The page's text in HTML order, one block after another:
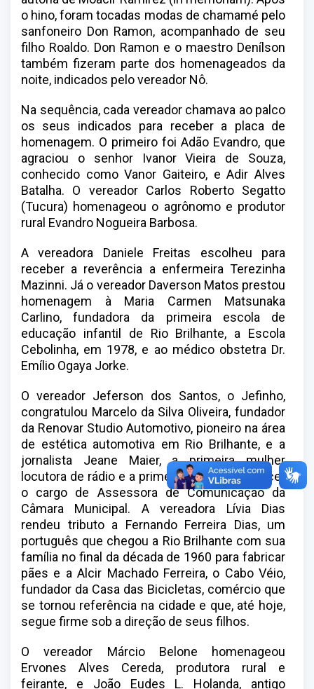
o hino, foram tocadas modas de chamamé pelo
sanfoneiro Don Ramon, acompanhado de seu
filho Roaldo. Don Ramon e o maestro Denílson
também fizeram parte dos homenageados da
noite, indicados pelo vereador Nô.
Na sequência, cada vereador chamava ao palco
os seus indicados para receber a placa de
homenagem. O primeiro foi Adão Evandro, que
agraciou o senhor Ivanor Vieira de Souza,
conhecido como Vanor Gaiteiro, e Adir Alves
Batalha. O vereador Carlos Roberto Segatto
(Tucura) homenageou o agrônomo e produtor
rural Evandro Nogueira Barbosa.
A vereadora Daniele Freitas escolheu para
receber a reverência a enfermeira Terezinha
Mazinni. Já o vereador Daverson Matos prestou
homenagem à Maria Carmen Matsunaka
Carlino, fundadora da primeira escola de
educação infantil de Rio Brilhante, a Escola
Cebolinha, em 1978, e ao médico obstetra Dr.
Emílio Ogaya Jorke.
O vereador Jeferson dos Santos, o Jefinho,
congratulou Marcelo da Silva Oliveira, fundador
da Renovar Studio Automotivo, pioneiro na área
de estética automotiva em Rio Brilhante, e a
jornalista Jeane Maier, a primeira mulher
locutora de rádio e a primeira pessoa a exercer
o cargo de Assessora de Comunicação da
Câmara Municipal. A vereadora Lívia Dias
rendeu tributo a Fernando Ferreira Dias, um
português que chegou a Rio Brilhante com sua
família no final da década de 1960 para fabricar
pães e a Alcir Machado Ferreira, o Cabo Véio,
fundador da Casa das Bicicletas, comércio que
se tornou referência na cidade e que, até hoje,
segue firme sob a direção de seus filhos.
O vereador Márcio Belone homenageou
Ervones Alves Cereda, produtora rural e
feirante, e João Eudes L. Holanda, antigo